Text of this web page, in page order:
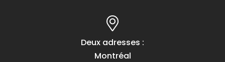
Deux adresses :
Montréal